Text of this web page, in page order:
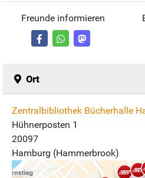
Freunde informieren
Ort
Zentralbibliothek Bücherhalle
Hühnerposten 1
20097
Hamburg (Hammerbrook)